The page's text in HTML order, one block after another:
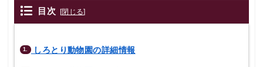
目次 [閉じる]
1. しろとり動物園の詳細情報